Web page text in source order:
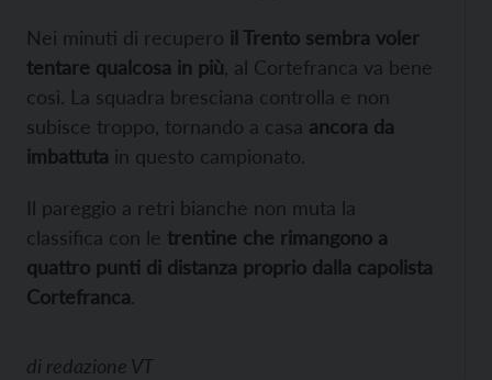
Nei minuti di recupero il Trento sembra voler
tentare qualcosa in più , al Cortefranca va bene
così. La squadra bresciana controlla e non
subisce troppo, tornando a casa ancora da
imbattuta in questo campionato.
Il pareggio a retri bianche non muta la
classifica con le trentine che rimangono a
quattro punti di distanza proprio dalla capolista
Cortefranca.
di redazione VT